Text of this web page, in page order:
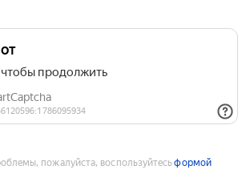
пожалуйста, воспользуйтесьформой